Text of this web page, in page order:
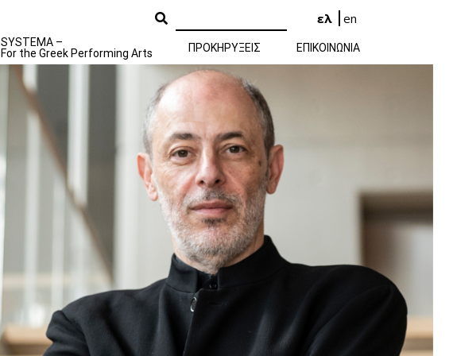
ελ en
SYSTEMA –
For the Greek Performing Arts
ΠΡΟΚΗΡΥΞΕΙΣ ΕΠΙΚΟΙΝΩΝΙΑ